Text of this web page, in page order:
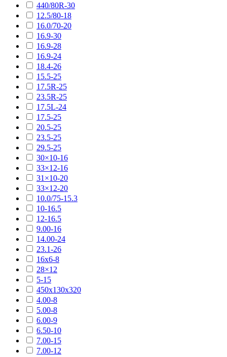
440/80R-30
12.5/80-18
16.0/70-20
16.9-30
16.9-28
16.9-24
18.4-26
15.5-25
17.5R-25
23.5R-25
17.5L-24
17.5-25
20.5-25
23.5-25
29.5-25
30×10-16
33×12-16
31×10-20
33×12-20
10.0/75-15.3
10-16.5
12-16.5
9.00-16
14.00-24
23.1-26
16х6-8
28×12
5-15
450х130х320
4.00-8
5.00-8
6.00-9
6.50-10
7.00-15
7.00-12